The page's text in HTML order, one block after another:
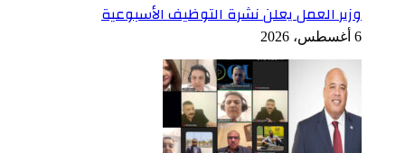
وزير العمل يعلن نشرة التوظيف الأسبوعية
6 أغسطس، 2026